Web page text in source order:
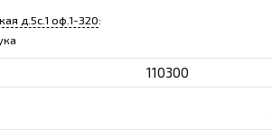
д.5с.1 оф.1-320:
110300